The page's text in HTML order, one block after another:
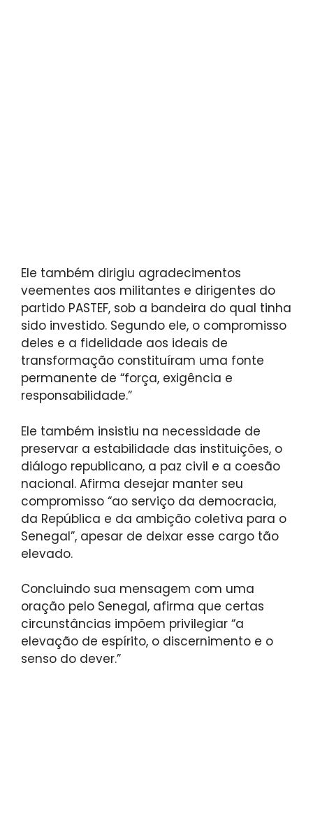
Ele também dirigiu agradecimentos
veementes aos militantes e dirigentes do
partido PASTEF, sob a bandeira do qual tinha
sido investido. Segundo ele, o compromisso
deles e a fidelidade aos ideais de
transformação constituíram uma fonte
permanente de “força, exigência e
responsabilidade.”
Ele também insistiu na necessidade de
preservar a estabilidade das instituições, o
diálogo republicano, a paz civil e a coesão
nacional. Afirma desejar manter seu
compromisso “ao serviço da democracia,
da República e da ambição coletiva para o
Senegal”, apesar de deixar esse cargo tão
elevado.
Concluindo sua mensagem com uma
oração pelo Senegal, afirma que certas
circunstâncias impõem privilegiar “a
elevação de espírito, o discernimento e o
senso do dever.”